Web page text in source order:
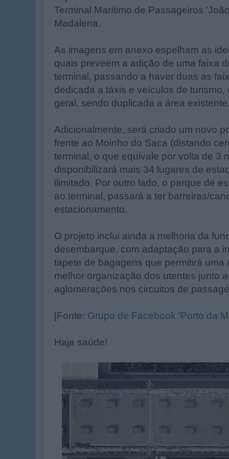
Terminal Marítimo de Passageiros
Madalena.
As imagens em anexo espelham as
quais preveem a adição de uma faixa
terminal, passando a haver duas as
dedicada a táxis e veículos de turismo,
geral, sendo duplicada a área
Adicionalmente, será criado um novo
frente ao Moinho do Saca (distando
terminal, o que equivale por volta de 3
disponibilizará mais 34 lugares de
ilimitado. Por outro lado, o parque de
ao terminal, passará a ter barreiras/
estacionamento.
O projeto inclui ainda a melhoria da
desembarque, com adaptação para a
tapete de bagagens que permitirá uma
melhor organização dos utentes junto
aglomerações nos circuitos de
[Fonte: Grupo de Facebook 'Porto da
Haja saúde!